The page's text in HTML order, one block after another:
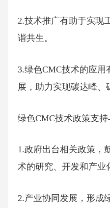
2.技术推广有助于实现
谐共生。
3.绿色CMC技术的应
展，助力实现碳达峰、
绿色CMC技术政策支持
1.政府出台相关政策，
术的研究、开发和产业
2.产业协同发展，形成